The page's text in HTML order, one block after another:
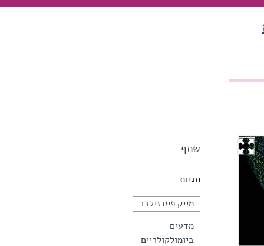
שתף
תגיות
מייק פיינזילבר
מדעים
ביומולקולריים